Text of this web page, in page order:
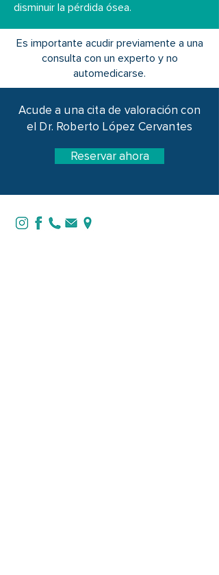
disminuir la pérdida ósea.
Es importante acudir previamente a una
consulta con un experto y no
automedicarse.
Acude a una cita de valoración con
el Dr. Roberto López Cervantes
Reservar ahora